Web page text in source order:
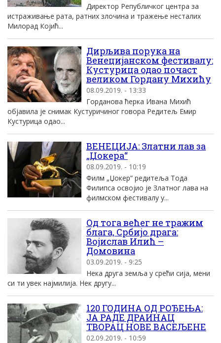
Директор Републичког центра за
истраживање рата, ратних злочина и тражење несталих
Милорад Којић...
Дирљива порука на
Венецијанском фестивалу:
Кустурица одао почаст
великом Гордану Михићу
08.09.2019. - 13:33
Горданова ћерка Ивана Михић
објавила је снимак Кустуричиног говора Редитељ Емир
Кустурица одао...
ВЕНЕЦИЈА: Златни лав за
„Џокера“
08.09.2019. - 10:19
Филм „Џокер“ редитеља Тода
Филипса освојио је Златног лава на
филмском фестивалу у...
Од тога већег не тражим
блага, Србијо драга:
Војислав Илић –
Домовина
03.09.2019. - 9:25
Нека друга земља у срећи сија, мени
си ти увек најмилија. Нек другу...
120 ГОДИНА ОД РОЂЕЊА:
ЈА РАДЕ ДРАИНАЦ
ТВОРАЦ НОВЕ ВАСЕЉЕНЕ
02.09.2019. - 10:59